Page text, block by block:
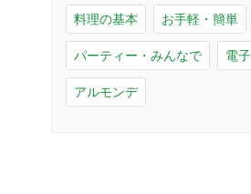
料理の基本 お手軽・簡単
パーティー・みんなで 電
アルモンデ